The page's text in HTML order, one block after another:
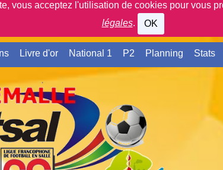
vous acceptez l'utilisation de cookies pour vous
légales. OK
Livre d'or National 1 P2 Planning Stats